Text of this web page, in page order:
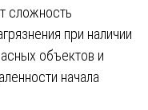
сложность
при наличии
объектов и
начала